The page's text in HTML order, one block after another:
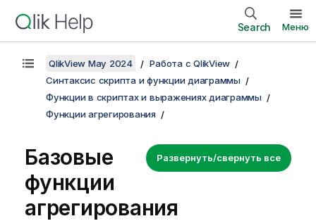
Search Меню
QlikView May 2024
Работа с QlikView
Синтаксис скрипта и функции диаграммы
Функции в скриптах и выражениях диаграммы
Функции агрегирования
Развернуть/свернуть все
Базовые
функции
агрегирования